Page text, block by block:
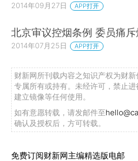
2014年09月27日 APP打开
北京审议控烟条例 委员痛斥
2014年07月25日 APP打开
财新网所刊载内容之知识产权为财
专属所有或持有。未经许可，禁止
建立镜像等任何使用。
如有意愿转载，请发邮件至
确认及授权后，方可转载。
免费订阅财新网主编精选版电邮